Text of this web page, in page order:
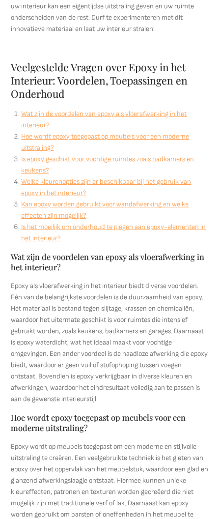
uw interieur kan een eigentijdse uitstraling geven en uw ruimte
onderscheiden van de rest. Durf te experimenteren met dit
innovatieve materiaal en laat uw interieur stralen!
Veelgestelde Vragen over Epoxy in het
Interieur: Voordelen, Toepassingen en
Onderhoud
Wat zijn de voordelen van epoxy als vloerafwerking in het
interieur?
Hoe wordt epoxy toegepast op meubels voor een moderne
uitstraling?
Is epoxy geschikt voor vochtige ruimtes zoals badkamers en
keukens?
Welke kleurenopties zijn er beschikbaar bij het gebruik van
epoxy in het interieur?
Kan epoxy worden gebruikt voor wandafwerking en welke
effecten zijn mogelijk?
Is het moeilijk om onderhoud te plegen aan epoxy-elementen in
het interieur?
Wat zijn de voordelen van epoxy als vloerafwerking in
het interieur?
Epoxy als vloerafwerking in het interieur biedt diverse voordelen.
Eén van de belangrijkste voordelen is de duurzaamheid van epoxy.
Het materiaal is bestand tegen slijtage, krassen en chemicaliën,
waardoor het uitermate geschikt is voor ruimtes die intensief
gebruikt worden, zoals keukens, badkamers en garages. Daarnaast
is epoxy waterdicht, wat het ideaal maakt voor vochtige
omgevingen. Een ander voordeel is de naadloze afwerking die epoxy
biedt, waardoor er geen vuil of stofophoping tussen voegen
ontstaat. Bovendien is epoxy verkrijgbaar in diverse kleuren en
afwerkingen, waardoor het eindresultaat volledig aan te passen is
aan de gewenste interieurstijl.
Hoe wordt epoxy toegepast op meubels voor een
moderne uitstraling?
Epoxy wordt op meubels toegepast om een moderne en stijlvolle
uitstraling te creëren. Een veelgebruikte techniek is het gieten van
epoxy over het oppervlak van het meubelstuk, waardoor een glad en
glanzend afwerkingslaagje ontstaat. Hiermee kunnen unieke
kleureffecten, patronen en texturen worden gecreëerd die niet
mogelijk zijn met traditionele verf of lak. Daarnaast kan epoxy
worden gebruikt om barsten of oneffenheden in het meubel te